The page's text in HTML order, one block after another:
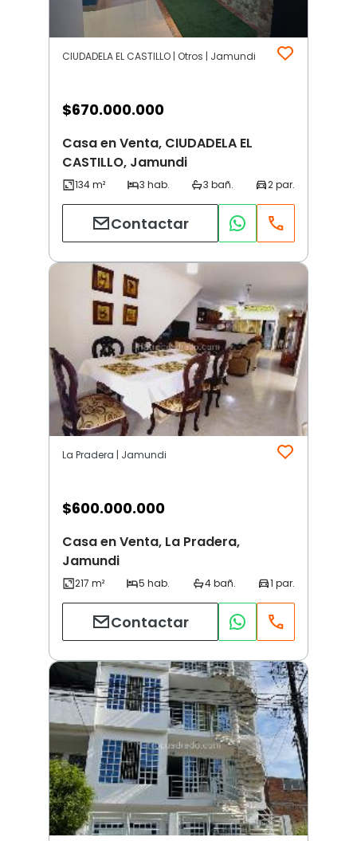
CIUDADELA EL CASTILLO | Otros | Jamundi
$670.000.000
Casa en Venta, CIUDADELA EL
CASTILLO, Jamundi
Contactar
La Pradera | Jamundi
$600.000.000
Casa en Venta, La Pradera,
Jamundi
Contactar